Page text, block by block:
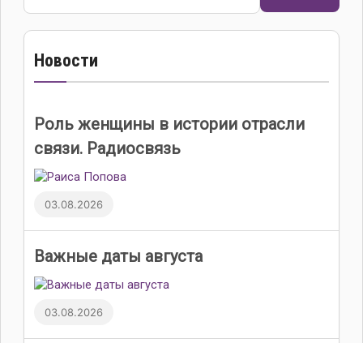
Новости
Роль женщины в истории отрасли
связи. Радиосвязь
03.08.2026
Важные даты августа
03.08.2026